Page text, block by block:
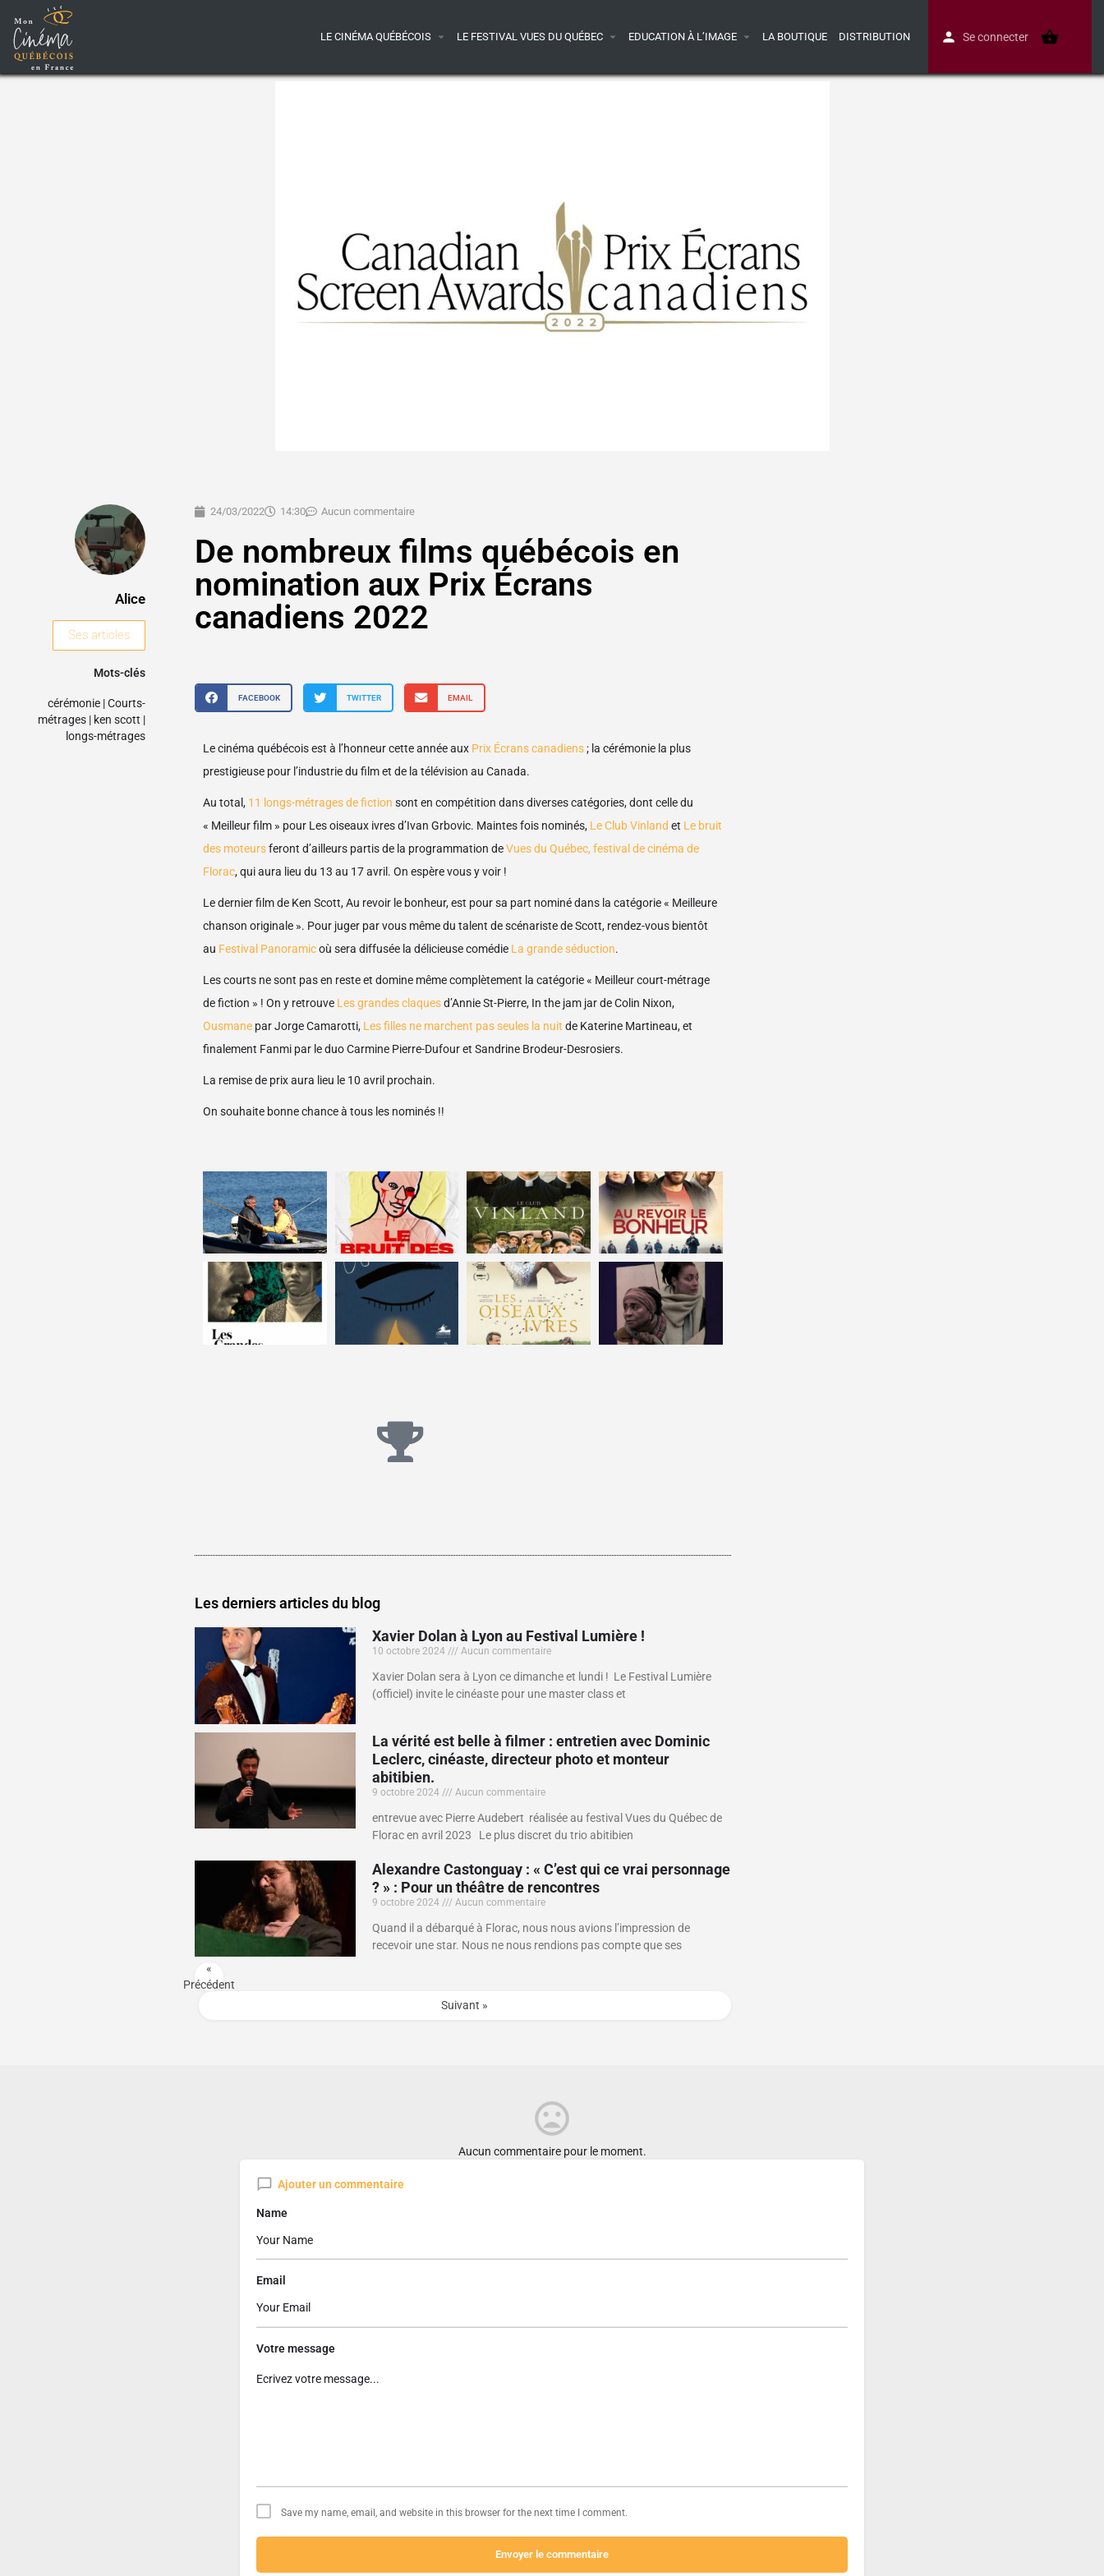
LE CINÉMA QUÉBÉCOIS LE FESTIVAL VUES DU QUÉBEC EDUCATION À L’IMAGE LA BOUTIQUE DISTRIBUTION Se connecter
Alice
Ses articles
Mots-clés
cérémonie|Courts-
métrages| ken scott |
longs-métrages
24/03/2022 14:30 Aucun commentaire
De nombreux films québécois en
nomination aux Prix Écrans
canadiens 2022
FACEBOOK TWITTER EMAIL
Le cinéma québécois est à l’honneur cette année aux Prix Écrans canadiens; la cérémonie la plus
prestigieuse pour l’industrie du film et de la télévision au Canada.
Au total, 11 longs-métrages de fiction sont en compétition dans diverses catégories, dont celle du
« Meilleur film » pour Les oiseaux ivres d’Ivan Grbovic. Maintes fois nominés, Le Club Vinland et Le bruit
des moteursferont d’ailleurs partis de la programmation deVues du Québec, festival de cinéma de
Florac, qui aura lieu du 13 au 17 avril. On espère vous y voir !
Le dernier film de Ken Scott, Au revoir le bonheur, est pour sa part nominé dans la catégorie « Meilleure
chanson originale ». Pour juger par vous même du talent de scénariste de Scott, rendez-vous bientôt
au Festival Panoramicoù sera diffusée la délicieuse comédie La grande séduction.
Les courts ne sont pas en reste et domine même complètement la catégorie « Meilleur court-métrage
de fiction » ! On y retrouve Les grandes claquesd’Annie St-Pierre, In the jam jar de Colin Nixon,
Ousmanepar Jorge Camarotti, Les filles ne marchent pas seules la nuit de Katerine Martineau, et
finalement Fanmi par le duo Carmine Pierre-Dufour et Sandrine Brodeur-Desrosiers.
La remise de prix aura lieu le 10 avril prochain.
On souhaite bonne chance à tous les nominés !!
Les derniers articles du blog
Xavier Dolan à Lyon au Festival Lumière !
10 octobre 2024 Aucun commentaire
Xavier Dolan sera à Lyon ce dimanche et lundi ! Le Festival Lumière
(officiel) invite le cinéaste pour une master class et
La vérité est belle à filmer : entretien avec Dominic
Leclerc, cinéaste, directeur photo et monteur
abitibien.
9 octobre 2024 Aucun commentaire
entrevue avec Pierre Audebert réalisée au festival Vues du Québec de
Florac en avril 2023 Le plus discret du trio abitibien
Alexandre Castonguay : « C’est qui ce vrai personnage
? » : Pour un théâtre de rencontres
9 octobre 2024 Aucun commentaire
Quand il a débarqué à Florac, nous nous avions l’impression de
recevoir une star. Nous ne nous rendions pas compte que ses
«
Précédent
Suivant »
Aucun commentaire pour le moment.
Ajouter un commentaire
Name
Email
Votre message
Save my name, email, and website in this browser for the next time I comment.
Envoyer le commentaire